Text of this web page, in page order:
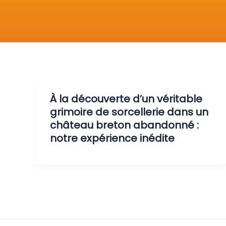
À la découverte d’un véritable
grimoire de sorcellerie dans un
château breton abandonné :
notre expérience inédite